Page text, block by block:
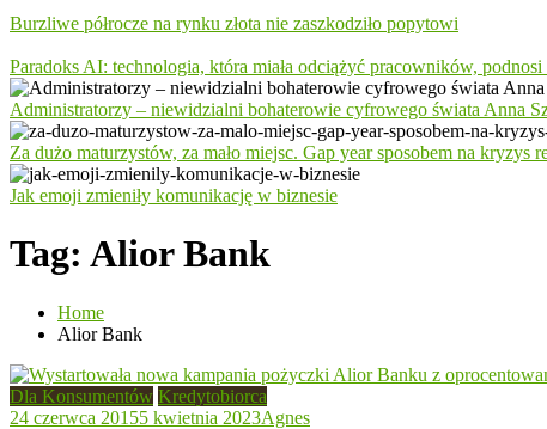
Burzliwe półrocze na rynku złota nie zaszkodziło popytowi
Paradoks AI: technologia, która miała odciążyć pracowników,
Administratorzy – niewidzialni bohaterowie cyfrowego świata Anna
Za dużo maturzystów, za mało miejsc. Gap year sposobem na kryzys
Jak emoji zmieniły komunikację w biznesie
Tag: Alior Bank
Home
Alior Bank
Dla Konsumentów Kredytobiorca
24 czerwca 20155 kwietnia 2023Agnes